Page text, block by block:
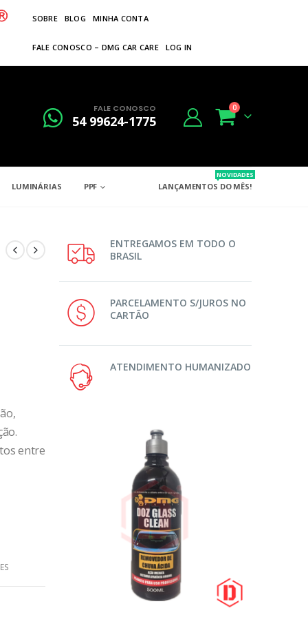
SOBRE BLOG MINHA CONTA
FALE CONOSCO – DMG CAR CARE LOG IN
FALE CONOSCO
54 99624-1775
0
LUMINÁRIAS PPF LANÇAMENTOS DO MÊS!
NOVIDADES
entre
ENTREGAMOS EM TODO O
BRASIL
PARCELAMENTO S/JUROS NO
CARTÃO
ATENDIMENTO HUMANIZADO